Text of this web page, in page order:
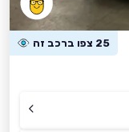
25 צפו ברכב זה